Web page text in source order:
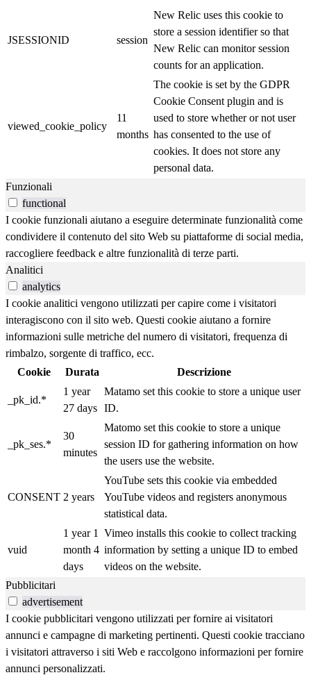
JSESSIONID session
New Relic uses this cookie to
store a session identifier so that
New Relic can monitor session
counts for an application.
viewed_cookie_policy
11
months
The cookie is set by the GDPR
Cookie Consent plugin and is
used to store whether or not user
has consented to the use of
cookies. It does not store any
personal data.
Funzionali
functional
I cookie funzionali aiutano a eseguire determinate funzionalità come
condividere il contenuto del sito Web su piattaforme di social media,
raccogliere feedback e altre funzionalità di terze parti.
Analitici
analytics
I cookie analitici vengono utilizzati per capire come i visitatori
interagiscono con il sito web. Questi cookie aiutano a fornire
informazioni sulle metriche del numero di visitatori, frequenza di
rimbalzo, sorgente di traffico, ecc.
Cookie
Durata Descrizione
_pk_id.*
1 year
27 days
Matamo set this cookie to store a unique user
ID.
_pk_ses.*
30
minutes
Matomo set this cookie to store a unique
session ID for gathering information on how
the users use the website.
CONSENT 2 years
YouTube sets this cookie via embedded
YouTube videos and registers anonymous
statistical data.
vuid
1 year 1
month 4
days
Vimeo installs this cookie to collect tracking
information by setting a unique ID to embed
videos on the website.
Pubblicitari
advertisement
I cookie pubblicitari vengono utilizzati per fornire ai visitatori
annunci e campagne di marketing pertinenti. Questi cookie tracciano
i visitatori attraverso i siti Web e raccolgono informazioni per fornire
annunci personalizzati.